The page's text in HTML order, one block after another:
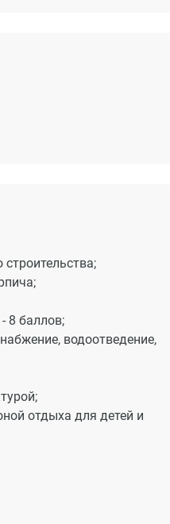
8 баллов;
водоотведение,
отдыха для детей и